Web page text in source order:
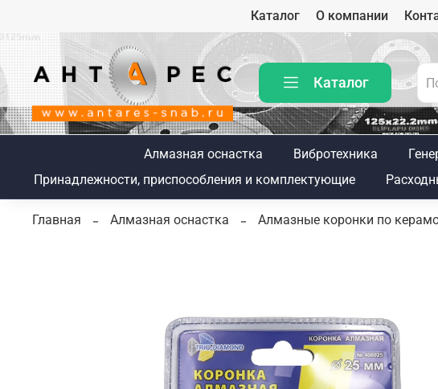
Каталог О компании
Каталог
Алмазная оснастка Вибротехника
Принадлежности, приспособления и комплектующие
Главная Алмазная оснастка Алмазные коронки по